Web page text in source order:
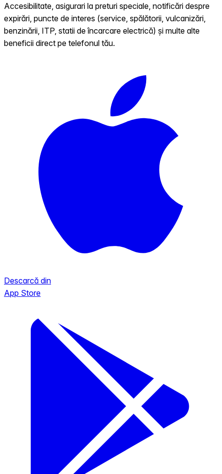
Accesibilitate, asigurari la preturi speciale, notificări despre
expirări, puncte de interes (service, spălătorii, vulcanizări,
benzinării, ITP, statii de încarcare electrică) și multe alte
beneficii direct pe telefonul tău.
Descarcă din
App Store